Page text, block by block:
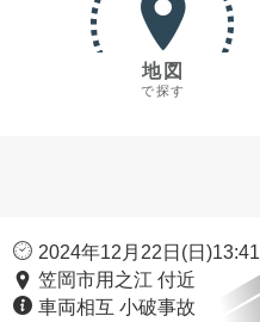
地図
で探す
2024年12月22日(日)13:41
笠岡市用之江 付近
車両相互 小破事故